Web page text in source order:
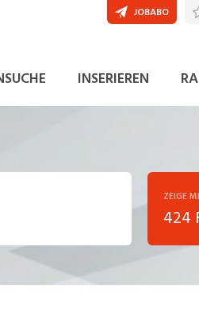
INSERIEREN
JOBABO
ZEIGE
424